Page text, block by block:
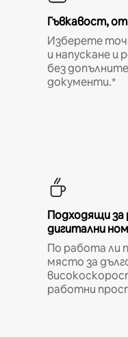
Гъвкавост,
Изберете
и напускане и
без
документи.*
Подходящи
дигитални
По работа ли
място за
работни